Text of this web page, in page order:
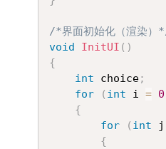
/*界面初始化（渲染）
void
InitUI ( )
{
int choice;
for
( int i = 0
{
for
( int j
{